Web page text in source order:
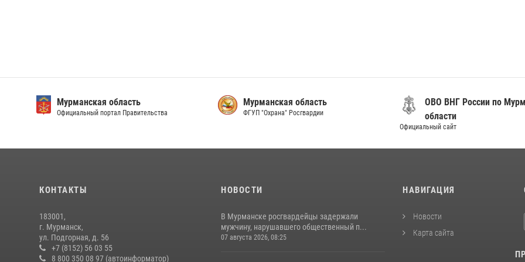
Мурманская область
Официальный портал Правительства
Мурманская область
ФГУП "Охрана" Росгвардии
ОВО ВНГ России по
области
Официальный сайт
КОНТАКТЫ
183001,
г. Мурманск,
ул. Подгорная, д. 56
+7 (8152) 56 03 55
8 800 350 08 97 (автоинформатор)
НОВОСТИ
В Мурманске росгвардейцы задержали
мужчину, нарушавшего общественный п...
07 августа 2026, 08:25
НАВИГАЦИЯ
Новости
Карта сайта